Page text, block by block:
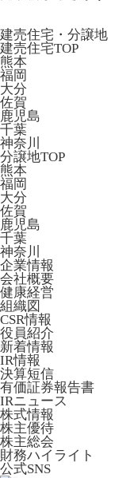
建売住宅・分譲地
建売住宅TOP
熊本
福岡
大分
佐賀
鹿児島
千葉
神奈川
分譲地TOP
熊本
福岡
大分
佐賀
鹿児島
千葉
神奈川
企業情報
会社概要
健康経営
組織図
CSR情報
役員紹介
新着情報
IR情報
決算短信
有価証券報告書
IRニュース
株式情報
株主優待
株主総会
財務ハイライト
公式SNS